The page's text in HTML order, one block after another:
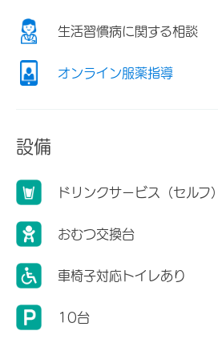
生活習慣病に関する相談
オンライン服薬指導
設備
ドリンクサービス（セルフ）
おむつ交換台
車椅子対応トイレあり
10台